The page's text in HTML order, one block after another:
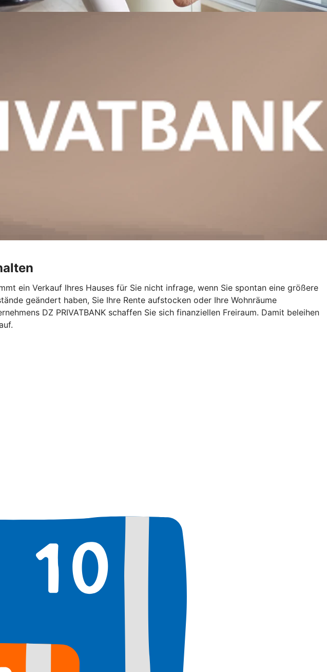
ein Verkauf Ihres Hauses für Sie nicht infrage, wenn Sie spontan eine größere
geändert haben, Sie Ihre Rente aufstocken oder Ihre Wohnräume
DZ PRIVATBANK schaffen Sie sich finanziellen Freiraum. Damit beleihen